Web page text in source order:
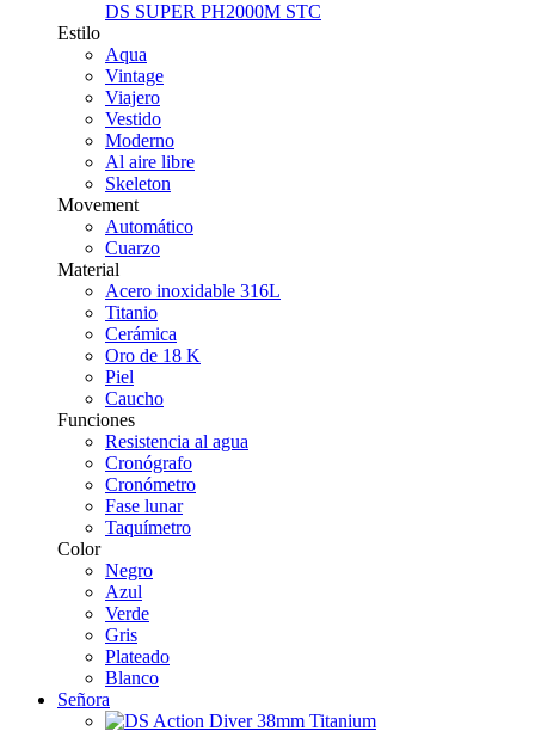
DS SUPER PH2000M STC
Estilo
Aqua
Vintage
Viajero
Vestido
Moderno
Al aire libre
Skeleton
Movement
Automático
Cuarzo
Material
Acero inoxidable 316L
Titanio
Cerámica
Oro de 18 K
Piel
Caucho
Funciones
Resistencia al agua
Cronógrafo
Cronómetro
Fase lunar
Taquímetro
Color
Negro
Azul
Verde
Gris
Plateado
Blanco
Señora